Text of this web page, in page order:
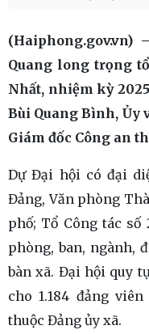
Quang long trọng
Nhất, nhiệm kỳ
Bùi Quang Bình, Ủy
Giám đốc Công an
Dự Đại hội có đại
Đảng, Văn phòng
phố; Tổ Công tác
phòng, ban, ngành,
bàn xã. Đại hội quy
cho 1.184 đảng
thuộc Đảng ủy xã.